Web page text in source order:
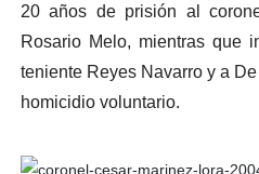
20 años de prisión al
Rosario Melo, mientras que
teniente Reyes Navarro y a
homicidio voluntario.